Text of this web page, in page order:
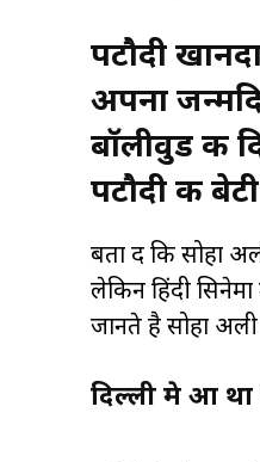
पटौदी
अपना
बॉलीवुड की
पटौदी की
बता दें कि सोहा
लेकिन हिंदी
जानते है सोहा
दिल्ली मे हुआ